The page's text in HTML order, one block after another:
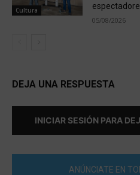
Cultura
05/08/2026
DEJA UNA RESPUESTA
INICIAR SESIÓN PARA
ANÚNCIATE EN